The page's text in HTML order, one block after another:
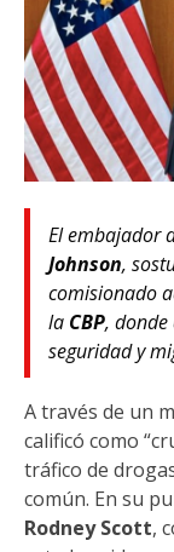
El embajador
Johnson,
comisionado
la CBP,
seguridad y
A través de un
calificó como
tráfico de
común. En su
Rodney Scott,